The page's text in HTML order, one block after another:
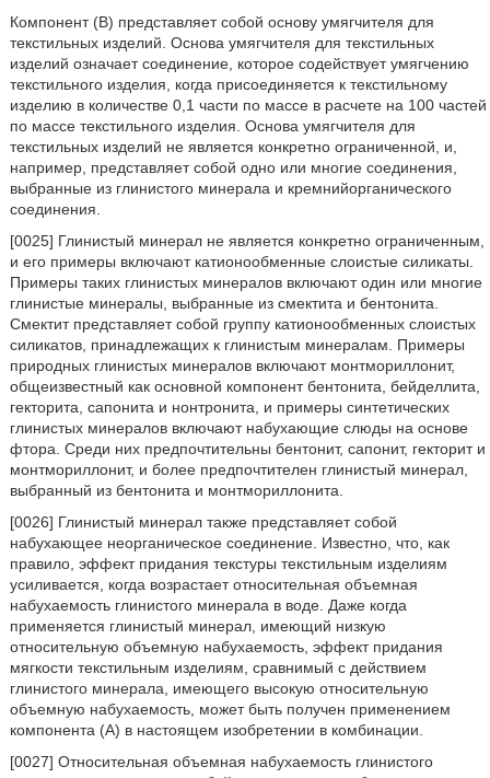
Компонент (В) представляет собой основу умягчителя для
текстильных изделий. Основа умягчителя для текстильных
изделий означает соединение, которое содействует умягчению
текстильного изделия, когда присоединяется к текстильному
изделию в количестве 0,1 части по массе в расчете на 100 частей
по массе текстильного изделия. Основа умягчителя для
текстильных изделий не является конкретно ограниченной, и,
например, представляет собой одно или многие соединения,
выбранные из глинистого минерала и кремнийорганического
соединения.
[0025] Глинистый минерал не является конкретно ограниченным,
и его примеры включают катионообменные слоистые силикаты.
Примеры таких глинистых минералов включают один или многие
глинистые минералы, выбранные из смектита и бентонита.
Смектит представляет собой группу катионообменных слоистых
силикатов, принадлежащих к глинистым минералам. Примеры
природных глинистых минералов включают монтмориллонит,
общеизвестный как основной компонент бентонита, бейделлита,
гекторита, сапонита и нонтронита, и примеры синтетических
глинистых минералов включают набухающие слюды на основе
фтора. Среди них предпочтительны бентонит, сапонит, гекторит и
монтмориллонит, и более предпочтителен глинистый минерал,
выбранный из бентонита и монтмориллонита.
[0026] Глинистый минерал также представляет собой
набухающее неорганическое соединение. Известно, что, как
правило, эффект придания текстуры текстильным изделиям
усиливается, когда возрастает относительная объемная
набухаемость глинистого минерала в воде. Даже когда
применяется глинистый минерал, имеющий низкую
относительную объемную набухаемость, эффект придания
мягкости текстильным изделиям, сравнимый с действием
глинистого минерала, имеющего высокую относительную
объемную набухаемость, может быть получен применением
компонента (А) в настоящем изобретении в комбинации.
[0027] Относительная объемная набухаемость глинистого